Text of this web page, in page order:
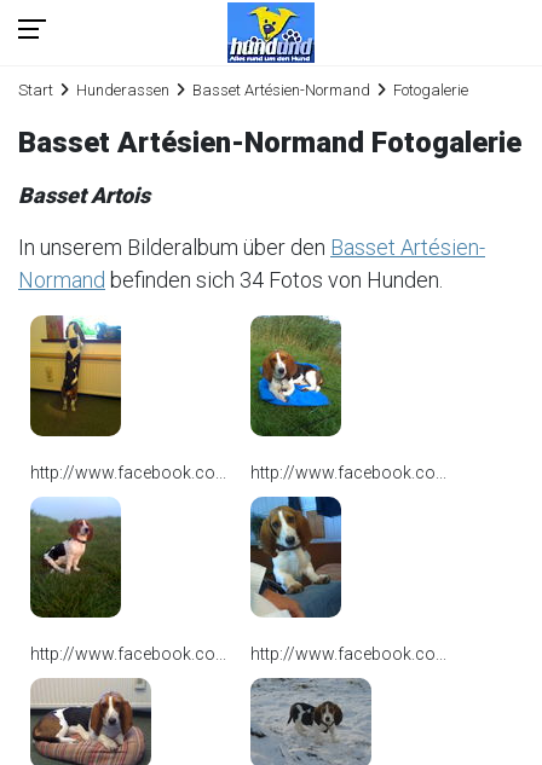
Start Hunderassen Basset Artésien-Normand Fotogalerie
Basset Artésien-Normand Fotogalerie
Basset Artois
In unserem Bilderalbum über den Basset Artésien-
Normand befinden sich 34 Fotos von Hunden.
http://www.facebook.co... http://www.facebook.co...
http://www.facebook.co... http://www.facebook.co...